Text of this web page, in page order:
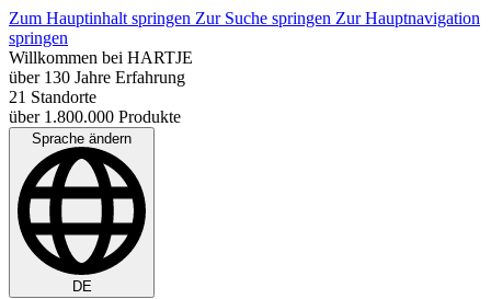
Zum Hauptinhalt springen Zur Suche springen Zur Hauptnavigation
springen
Willkommen bei HARTJE
über 130 Jahre Erfahrung
21 Standorte
über 1.800.000 Produkte
Sprache ändern
DE